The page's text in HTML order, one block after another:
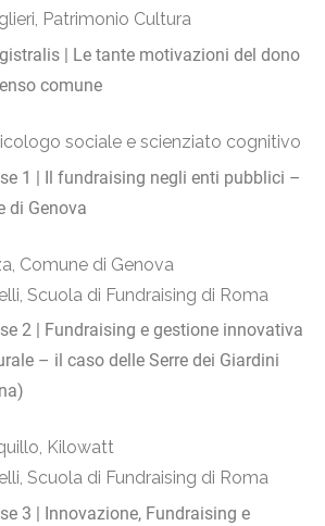
Patrimonio Cultura
| Le tante motivazioni del dono
comune
sociale e scienziato cognitivo
1 | Il fundraising negli enti pubblici –
di Genova
Comune di Genova
Scuola di Fundraising di Roma
2 | Fundraising e gestione innovativa
– il caso delle Serre dei Giardini
Kilowatt
Scuola di Fundraising di Roma
3 | Innovazione, Fundraising e